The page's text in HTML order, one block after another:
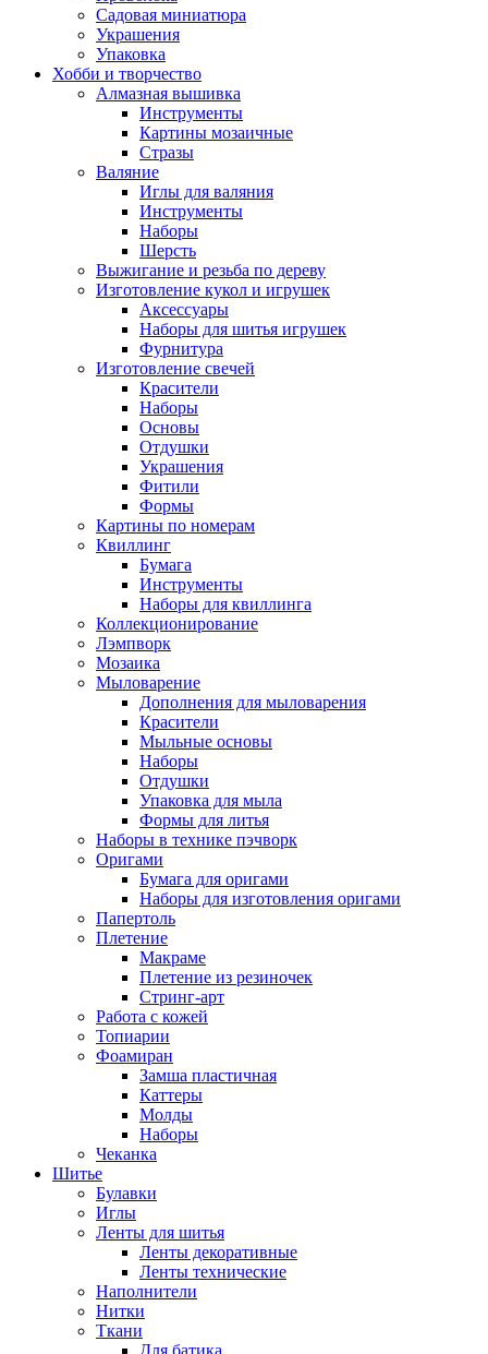
Садовая миниатюра
Украшения
Упаковка
Хобби и творчество
Алмазная вышивка
Инструменты
Картины мозаичные
Стразы
Валяние
Иглы для валяния
Инструменты
Наборы
Шерсть
Выжигание и резьба по дереву
Изготовление кукол и игрушек
Аксессуары
Наборы для шитья игрушек
Фурнитура
Изготовление свечей
Красители
Наборы
Основы
Отдушки
Украшения
Фитили
Формы
Картины по номерам
Квиллинг
Бумага
Инструменты
Наборы для квиллинга
Коллекционирование
Лэмпворк
Мозаика
Мыловарение
Дополнения для мыловарения
Красители
Мыльные основы
Наборы
Отдушки
Упаковка для мыла
Формы для литья
Наборы в технике пэчворк
Оригами
Бумага для оригами
Наборы для изготовления оригами
Папертоль
Плетение
Макраме
Плетение из резиночек
Стринг-арт
Работа с кожей
Топиарии
Фоамиран
Замша пластичная
Каттеры
Молды
Наборы
Чеканка
Шитье
Булавки
Иглы
Ленты для шитья
Ленты декоративные
Ленты технические
Наполнители
Нитки
Ткани
Для батика